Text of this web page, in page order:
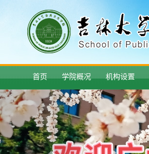
首页 学院概况 机构设置